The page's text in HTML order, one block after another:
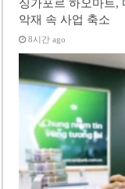
싱가포르 하오마트,
악재 속 사업 축소
8시간 ago